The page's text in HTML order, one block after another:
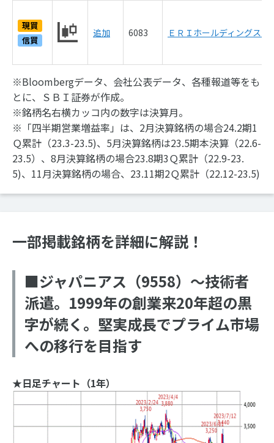
現買
信買
追加 6083 ＥＲＩホールディングス(5)
※Bloombergデータ、会社公表データ、各種報道等をも
とに、ＳＢＩ証券が作成。
※銘柄名右横カッコ内の数字は決算月。
※「四半期営業増益率」は、2月決算銘柄の場合24.2期1
Ｑ累計（23.3-23.5)、5月決算銘柄は23.5期本決算（22.6-
23.5）、8月決算銘柄の場合23.8期3Ｑ累計（22.9-23.
5)、11月決算銘柄の場合、23.11期2Ｑ累計（22.12-23.5)
一部掲載銘柄を詳細に解説！
■ジャパニアス（9558）～技術者
派遣。1999年の創業来20年超の黒
字が続く。堅実成長でプライム市場
への移行を目指す
★日足チャート（1年）